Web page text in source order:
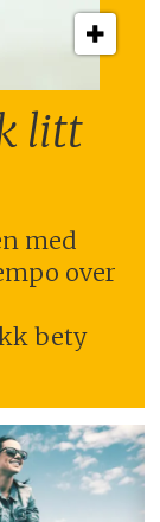
litt
med
over
bety